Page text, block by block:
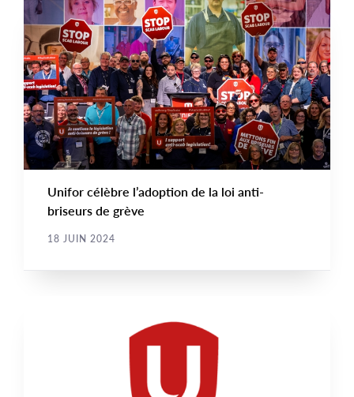
NEWS
TYPE
COMMUNIQUÉS DE PRESSE
Main
Image
Unifor célèbre l’adoption de la loi anti-
briseurs de grève
18 JUIN 2024